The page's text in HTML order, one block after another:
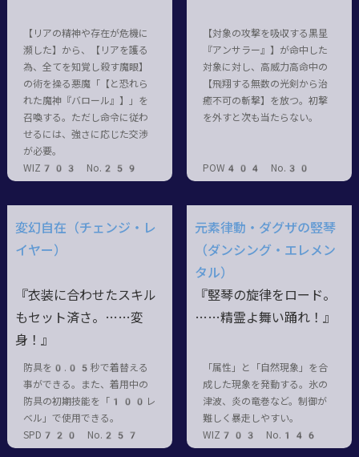
【リアの精神や存在が危機に
瀕した】から、【リアを護る
為、全てを知覚し殺す魔眼】
の術を操る悪魔「【と恐れら
れた魔神『バロール』】」を
召喚する。ただし命令に従わ
せるには、強さに応じた交渉
が必要。
WIZ703 No.259
【対象の攻撃を吸収する黒星
『アンサラー』】が命中した
対象に対し、高威力高命中の
【飛翔する無数の光剣から治
癒不可の斬撃】を放つ。初撃
を外すと次も当たらない。
POW404 No.30
変幻自在（チェンジ・レ
イヤー）
『衣装に合わせたスキル
もセット済さ。……変
身！』
防具を0.05秒で着替える
事ができる。また、着用中の
防具の初期技能を「100レ
ベル」で使用できる。
SPD720 No.257
元素律動・ダグザの竪琴
（ダンシング・エレメン
タル）
『竪琴の旋律をロード。
……精霊よ舞い踊れ！』
「属性」と「自然現象」を合
成した現象を発動する。氷の
津波、炎の竜巻など。制御が
難しく暴走しやすい。
WIZ703 No.146